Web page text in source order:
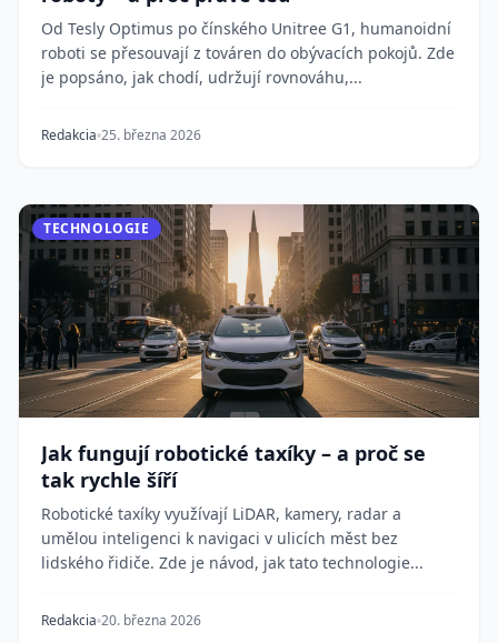
Od Tesly Optimus po čínského Unitree G1, humanoidní
roboti se přesouvají z továren do obývacích pokojů. Zde
je popsáno, jak chodí, udržují rovnováhu,...
Redakcia 25. března 2026
TECHNOLOGIE
Jak fungují robotické taxíky – a proč se
tak rychle šíří
Robotické taxíky využívají LiDAR, kamery, radar a
umělou inteligenci k navigaci v ulicích měst bez
lidského řidiče. Zde je návod, jak tato technologie...
Redakcia 20. března 2026